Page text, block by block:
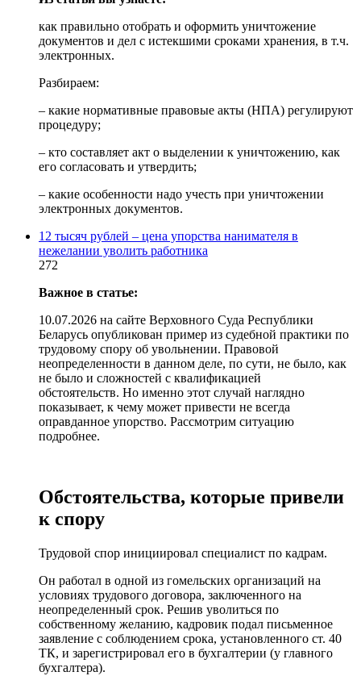
как правильно отобрать и оформить уничтожение
документов и дел с истекшими сроками хранения, в т.ч.
электронных.
Разбираем:
– какие нормативные правовые акты (НПА) регулируют
процедуру;
– кто составляет акт о выделении к уничтожению, как
его согласовать и утвердить;
– какие особенности надо учесть при уничтожении
электронных документов.
12 тысяч рублей – цена упорства нанимателя в
нежелании уволить работника
272
Важное в статье:
10.07.2026 на сайте Верховного Суда Республики
Беларусь опубликован пример из судебной практики по
трудовому спору об увольнении. Правовой
неопределенности в данном деле, по сути, не было, как
не было и сложностей с квалификацией
обстоятельств. Но именно этот случай наглядно
показывает, к чему может привести не всегда
оправданное упорство. Рассмотрим ситуацию
подробнее.
Обстоятельства, которые привели
к спору
Трудовой спор инициировал специалист по кадрам.
Он работал в одной из гомельских организаций на
условиях трудового договора, заключенного на
неопределенный срок. Решив уволиться по
собственному желанию, кадровик подал письменное
заявление с соблюдением срока, установленного ст. 40
ТК, и зарегистрировал его в бухгалтерии (у главного
бухгалтера).